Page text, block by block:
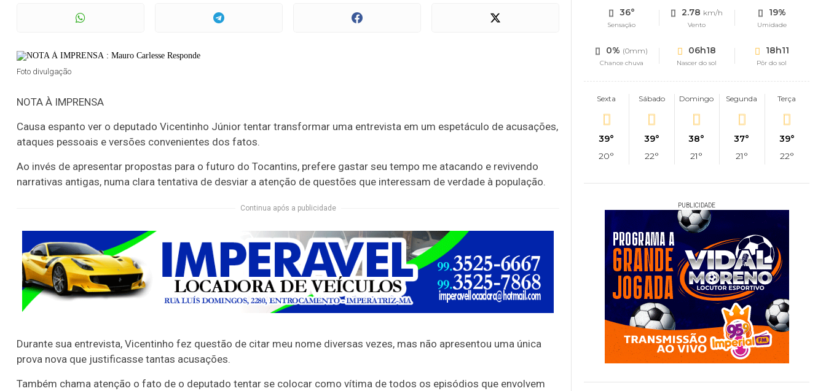
Foto divulgação
NOTA À IMPRENSA
Causa espanto ver o deputado Vicentinho Júnior tentar transformar uma entrevista em um espetáculo de acusações,
ataques pessoais e versões convenientes dos fatos.
Ao invés de apresentar propostas para o futuro do Tocantins, prefere gastar seu tempo me atacando e revivendo
narrativas antigas, numa clara tentativa de desviar a atenção de questões que interessam de verdade à população.
Continua após a publicidade
Durante sua entrevista, Vicentinho fez questão de citar meu nome diversas vezes, mas não apresentou uma única
prova nova que justificasse tantas acusações.
Também chama atenção o fato de o deputado tentar se colocar como vítima de todos os episódios que envolvem
36°
Sensação
2.78 km/h
Vento
19%
Umidade
0% (0mm)
Chance chuva
06h18
Nascer do sol
18h11
Pôr do sol
Sexta
39°
20°
Sábado
39°
22°
Domingo
38°
21°
Segunda
37°
21°
Terça
39°
22°
PUBLICIDADE